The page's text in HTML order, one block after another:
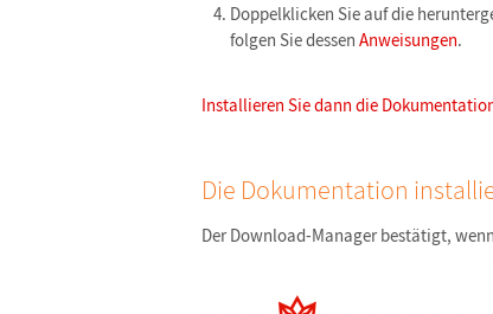
Doppelklicken Sie auf die
folgen Sie dessen Anweisungen.
Installieren Sie dann die
Die Dokumentation
Der Download-Manager bestätigt,